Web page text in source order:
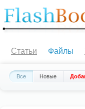
Статьи Файлы
Все Новые